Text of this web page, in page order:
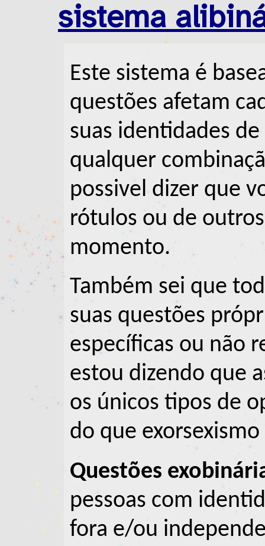
sistema
Este sistema é
questões afetam
suas identidades
qualquer
possivel dizer que
rótulos ou de
momento.
Também sei que
suas questões
específicas ou não
estou dizendo que
os únicos tipos de
do que
Questões
pessoas com
fora e/ou